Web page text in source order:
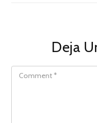
Deja
COMMENT